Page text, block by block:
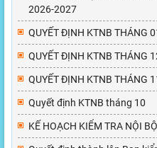
2026-2027
QUYẾT ĐỊNH KTNB THÁNG
QUYẾT ĐỊNH KTNB THÁNG
QUYẾT ĐỊNH KTNB THÁNG
Quyết định KTNB tháng 10
KẾ HOẠCH KIỂM TRA NỘI